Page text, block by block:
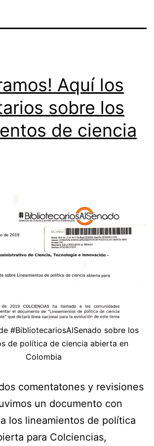
Aquí los
sobre los
de ciencia
#BibliotecariosAlSenado sobre los
de política de ciencia abierta en
Colombia
comentatones y revisiones
un documento con
los lineamientos de política
para Colciencias,